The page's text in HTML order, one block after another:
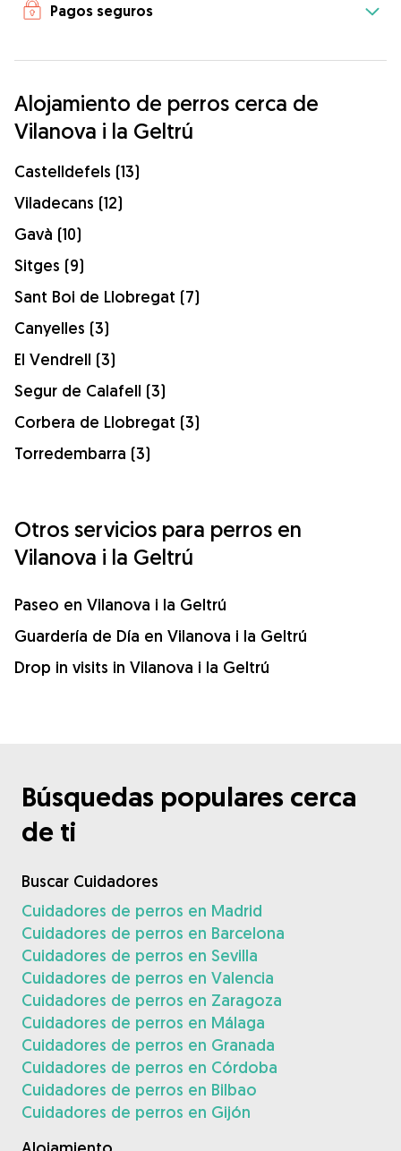
Pagos seguros
Alojamiento de perros cerca de
Vilanova i la Geltrú
Castelldefels (13)
Viladecans (12)
Gavà (10)
Sitges (9)
Sant Boi de Llobregat (7)
Canyelles (3)
El Vendrell (3)
Segur de Calafell (3)
Corbera de Llobregat (3)
Torredembarra (3)
Otros servicios para perros en
Vilanova i la Geltrú
Paseo en Vilanova i la Geltrú
Guardería de Día en Vilanova i la Geltrú
Drop in visits in Vilanova i la Geltrú
Búsquedas populares cerca
de ti
Buscar Cuidadores
Cuidadores de perros en Madrid
Cuidadores de perros en Barcelona
Cuidadores de perros en Sevilla
Cuidadores de perros en Valencia
Cuidadores de perros en Zaragoza
Cuidadores de perros en Málaga
Cuidadores de perros en Granada
Cuidadores de perros en Córdoba
Cuidadores de perros en Bilbao
Cuidadores de perros en Gijón